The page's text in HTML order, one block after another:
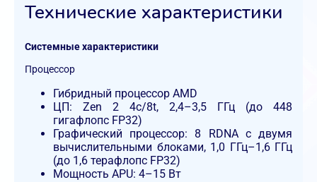
Технические характеристики
Системные характеристики
Процессор
Гибридный процессор AMD
ЦП: Zen 2 4c/8t, 2,4–3,5 ГГц (до 448
гигафлопс FP32)
Графический процессор: 8 RDNA с двумя
вычислительными блоками, 1,0 ГГц–1,6 ГГц
(до 1,6 терафлопс FP32)
Мощность APU: 4–15 Вт